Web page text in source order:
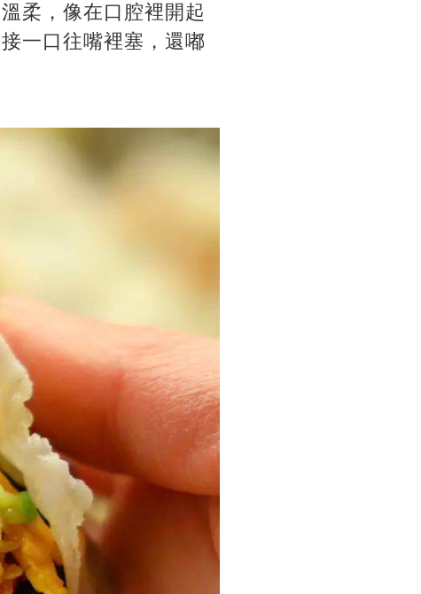
柔，像在口腔裡開起
一口往嘴裡塞，還嘟